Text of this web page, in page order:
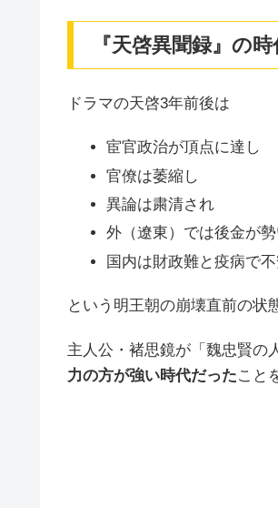
『天啓異聞録』の
ドラマの天啓3年前後は
宦官政治が頂点に達し
官僚は萎縮し
異論は粛清され
外（遼東）では後金が勢
国内は財政難と疫病で
という明王朝の崩壊直前の状
主人公・褚思鏡が「魏忠賢の
力の方が強い時代だったこと